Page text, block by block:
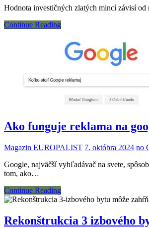
Hodnota investičných zlatých mincí závisí
Continue Reading
Ako funguje reklama na
Magazin EUROPALIST 7. októbra 2024 no
Google, najväčší vyhľadávač na svete,
tom, ako…
Continue Reading
Rekonštrukcia 3 izbového